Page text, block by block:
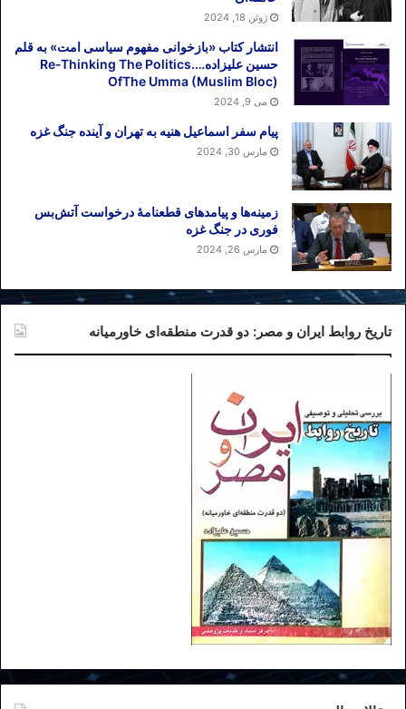
ژوئن 18, 2024
انتشار کتاب «بازخوانی مفهوم سیاسی امت» به قلم
حسین علیزاده….Re-Thinking The Politics
OfThe Umma (Muslim Bloc)
می 9, 2024
پیام سفر اسماعیل هنیه به تهران و آینده جنگ غزه
مارس 30, 2024
زمینه‌ها و پیامدهای قطعنامهٔ درخواست آتش‌بس
فوری در جنگ غزه
مارس 26, 2024
تاریخ روابط ایران و مصر: دو قدرت منطقه‌ای خاورمیانه